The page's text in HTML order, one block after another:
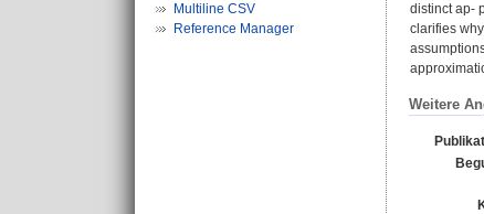
Multiline CSV
Reference Manager
distinct ap-
clarifies
Weitere